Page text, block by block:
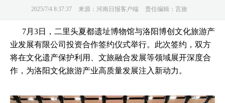
2025/7/4 8:37:37 来源：河南日报客户端 责任编辑：言旅
7月3日，二里头夏都遗址博物馆与洛阳博创文化旅游产
业发展有限公司投资合作签约仪式举行。此次签约，双方
将在文化遗产保护利用、文旅融合发展等领域展开深度合
作，为洛阳文化旅游产业高质量发展注入新动力。